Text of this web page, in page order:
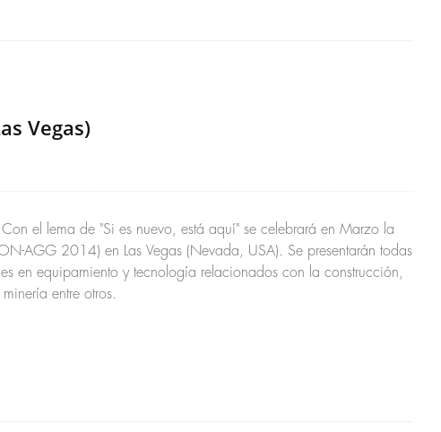
Vegas)
el lema de "Si es nuevo, está aquí" se celebrará en Marzo la
AGG 2014) en Las Vegas (Nevada, USA). Se presentarán todas
en equipamiento y tecnología relacionados con la construcción,
entre otros.